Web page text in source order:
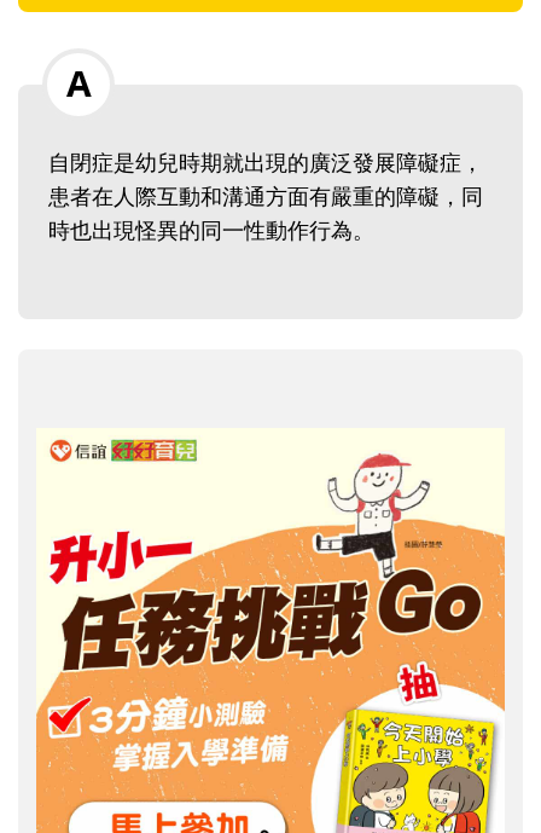
自閉症是幼兒時期就出現的廣泛發展障礙症，
患者在人際互動和溝通方面有嚴重的障礙，同
時也出現怪異的同一性動作行為。